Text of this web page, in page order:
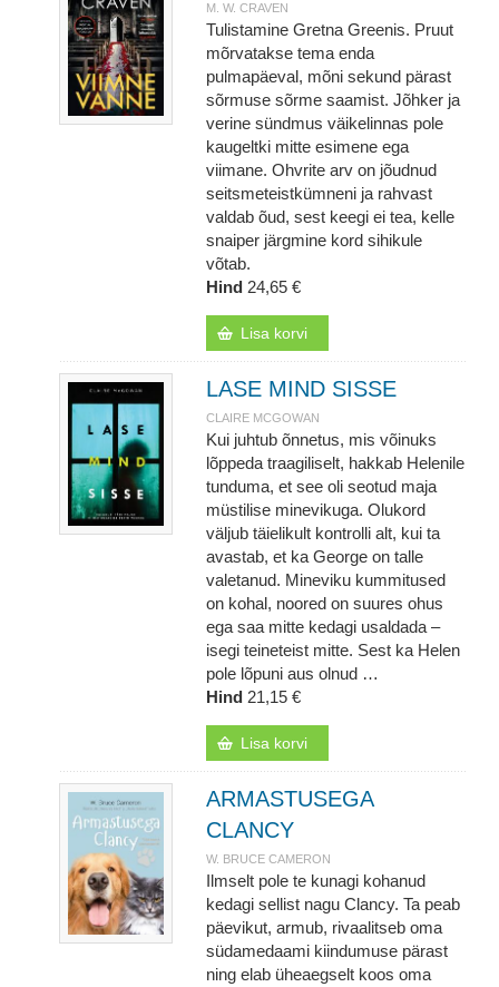
M. W. CRAVEN
Tulistamine Gretna Greenis. Pruut
mõrvatakse tema enda
pulmapäeval, mõni sekund pärast
sõrmuse sõrme saamist. Jõhker ja
verine sündmus väikelinnas pole
kaugeltki mitte esimene ega
viimane. Ohvrite arv on jõudnud
seitsmeteistkümneni ja rahvast
valdab õud, sest keegi ei tea, kelle
snaiper järgmine kord sihikule
võtab.
Hind 24,65 €
Lisa korvi
LASE MIND SISSE
CLAIRE MCGOWAN
Kui juhtub õnnetus, mis võinuks
lõppeda traagiliselt, hakkab Helenile
tunduma, et see oli seotud maja
müstilise minevikuga. Olukord
väljub täielikult kontrolli alt, kui ta
avastab, et ka George on talle
valetanud. Mineviku kummitused
on kohal, noored on suures ohus
ega saa mitte kedagi usaldada –
isegi teineteist mitte. Sest ka Helen
pole lõpuni aus olnud …
Hind 21,15 €
Lisa korvi
ARMASTUSEGA
CLANCY
W. BRUCE CAMERON
Ilmselt pole te kunagi kohanud
kedagi sellist nagu Clancy. Ta peab
päevikut, armub, rivaalitseb oma
südamedaami kiindumuse pärast
ning elab üheaegselt koos oma